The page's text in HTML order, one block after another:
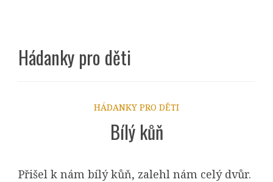
Hádanky pro děti
HÁDANKY PRO DĚTI
Bílý kůň
Přišel k nám bílý kůň, zalehl nám celý dvůr.